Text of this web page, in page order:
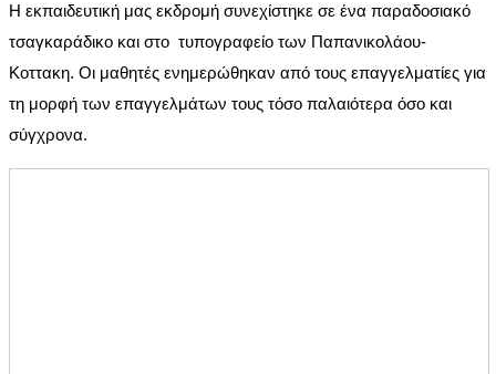
Η εκπαιδευτική μας εκδρομή συνεχίστηκε σε ένα παραδοσιακό
τσαγκαράδικο και στο  τυπογραφείο των Παπανικολάου-
Κοττακη. Οι μαθητές ενημερώθηκαν από τους επαγγελματίες για
τη μορφή των επαγγελμάτων τους τόσο παλαιότερα όσο και
σύγχρονα.